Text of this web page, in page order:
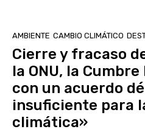
AMBIENTE CAMBIO CLIMÁTICO
Cierre y fracaso
la ONU, la
con un acuerdo
insuficiente para
climática»